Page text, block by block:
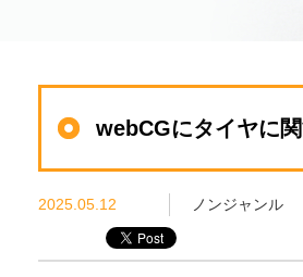
webCGにタイヤに
2025.05.12 ノンジャンル